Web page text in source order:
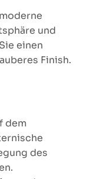
und
einen
Finish.
dem
des